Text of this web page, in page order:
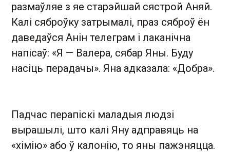
размаўляе з яе старэйшай сястрой Аняй.
Калі сяброўку затрымалі, праз сяброў ён
даведаўся Анін телеграм і лаканічна
напісаў: «Я — Валера, сябар Яны. Буду
насіць перадачы». Яна адказала: «Добра».
Падчас перапіскі маладыя людзі
вырашылі, што калі Яну адправяць на
«хімію» або ў калонію, то яны пажэняцца.